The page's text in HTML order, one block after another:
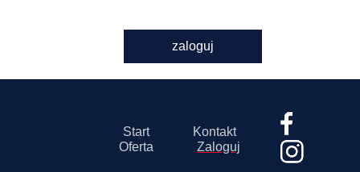
zaloguj
Start
Kontakt
Oferta
Zaloguj